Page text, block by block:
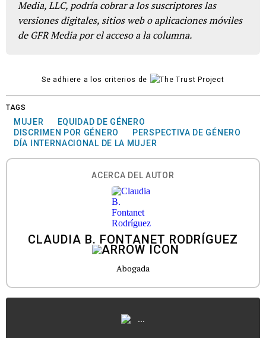
Media, LLC, podría cobrar a los suscriptores las
versiones digitales, sitios web o aplicaciones móviles
de GFR Media por el acceso a la columna.
Se adhiere a los criterios de
TAGS
MUJER
EQUIDAD DE GÉNERO
DISCRIMEN POR GÉNERO
PERSPECTIVA DE GÉNERO
DÍA INTERNACIONAL DE LA MUJER
ACERCA DEL AUTOR
CLAUDIA B. FONTANET RODRÍGUEZ
Abogada
...